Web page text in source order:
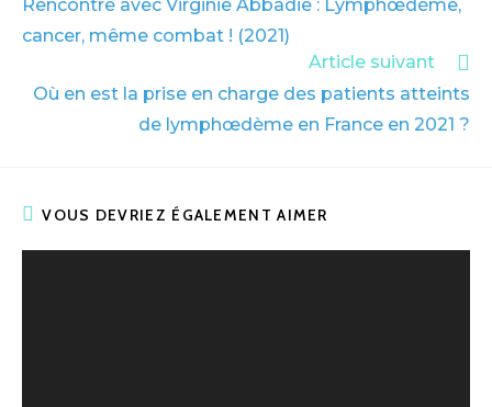
Rencontre avec Virginie Abbadie : Lymphœdème,
cancer, même combat ! (2021)
Article suivant
Où en est la prise en charge des patients atteints
de lymphœdème en France en 2021 ?
VOUS DEVRIEZ ÉGALEMENT AIMER